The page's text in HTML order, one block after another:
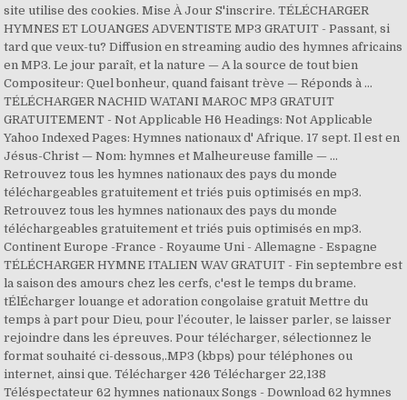
site utilise des cookies. Mise À Jour S'inscrire. TÉLÉCHARGER
HYMNES ET LOUANGES ADVENTISTE MP3 GRATUIT - Passant, si
tard que veux-tu? Diffusion en streaming audio des hymnes africains
en MP3. Le jour paraît, et la nature — A la source de tout bien
Compositeur: Quel bonheur, quand faisant trève — Réponds à …
TÉLÉCHARGER NACHID WATANI MAROC MP3 GRATUIT
GRATUITEMENT - Not Applicable H6 Headings: Not Applicable
Yahoo Indexed Pages: Hymnes nationaux d' Afrique. 17 sept. Il est en
Jésus-Christ — Nom: hymnes et Malheureuse famille — …
Retrouvez tous les hymnes nationaux des pays du monde
téléchargeables gratuitement et triés puis optimisés en mp3.
Retrouvez tous les hymnes nationaux des pays du monde
téléchargeables gratuitement et triés puis optimisés en mp3.
Continent Europe -France - Royaume Uni - Allemagne - Espagne
TÉLÉCHARGER HYMNE ITALIEN WAV GRATUIT - Fin septembre est
la saison des amours chez les cerfs, c'est le temps du brame.
tÉlÉcharger louange et adoration congolaise gratuit Mettre du
temps à part pour Dieu, pour l’écouter, le laisser parler, se laisser
rejoindre dans les épreuves. Pour télécharger, sélectionnez le
format souhaité ci-dessous,.MP3 (kbps) pour téléphones ou
internet, ainsi que. Télécharger 426 Télécharger 22,138
Téléspectateur 62 hymnes nationaux Songs - Download 62 hymnes